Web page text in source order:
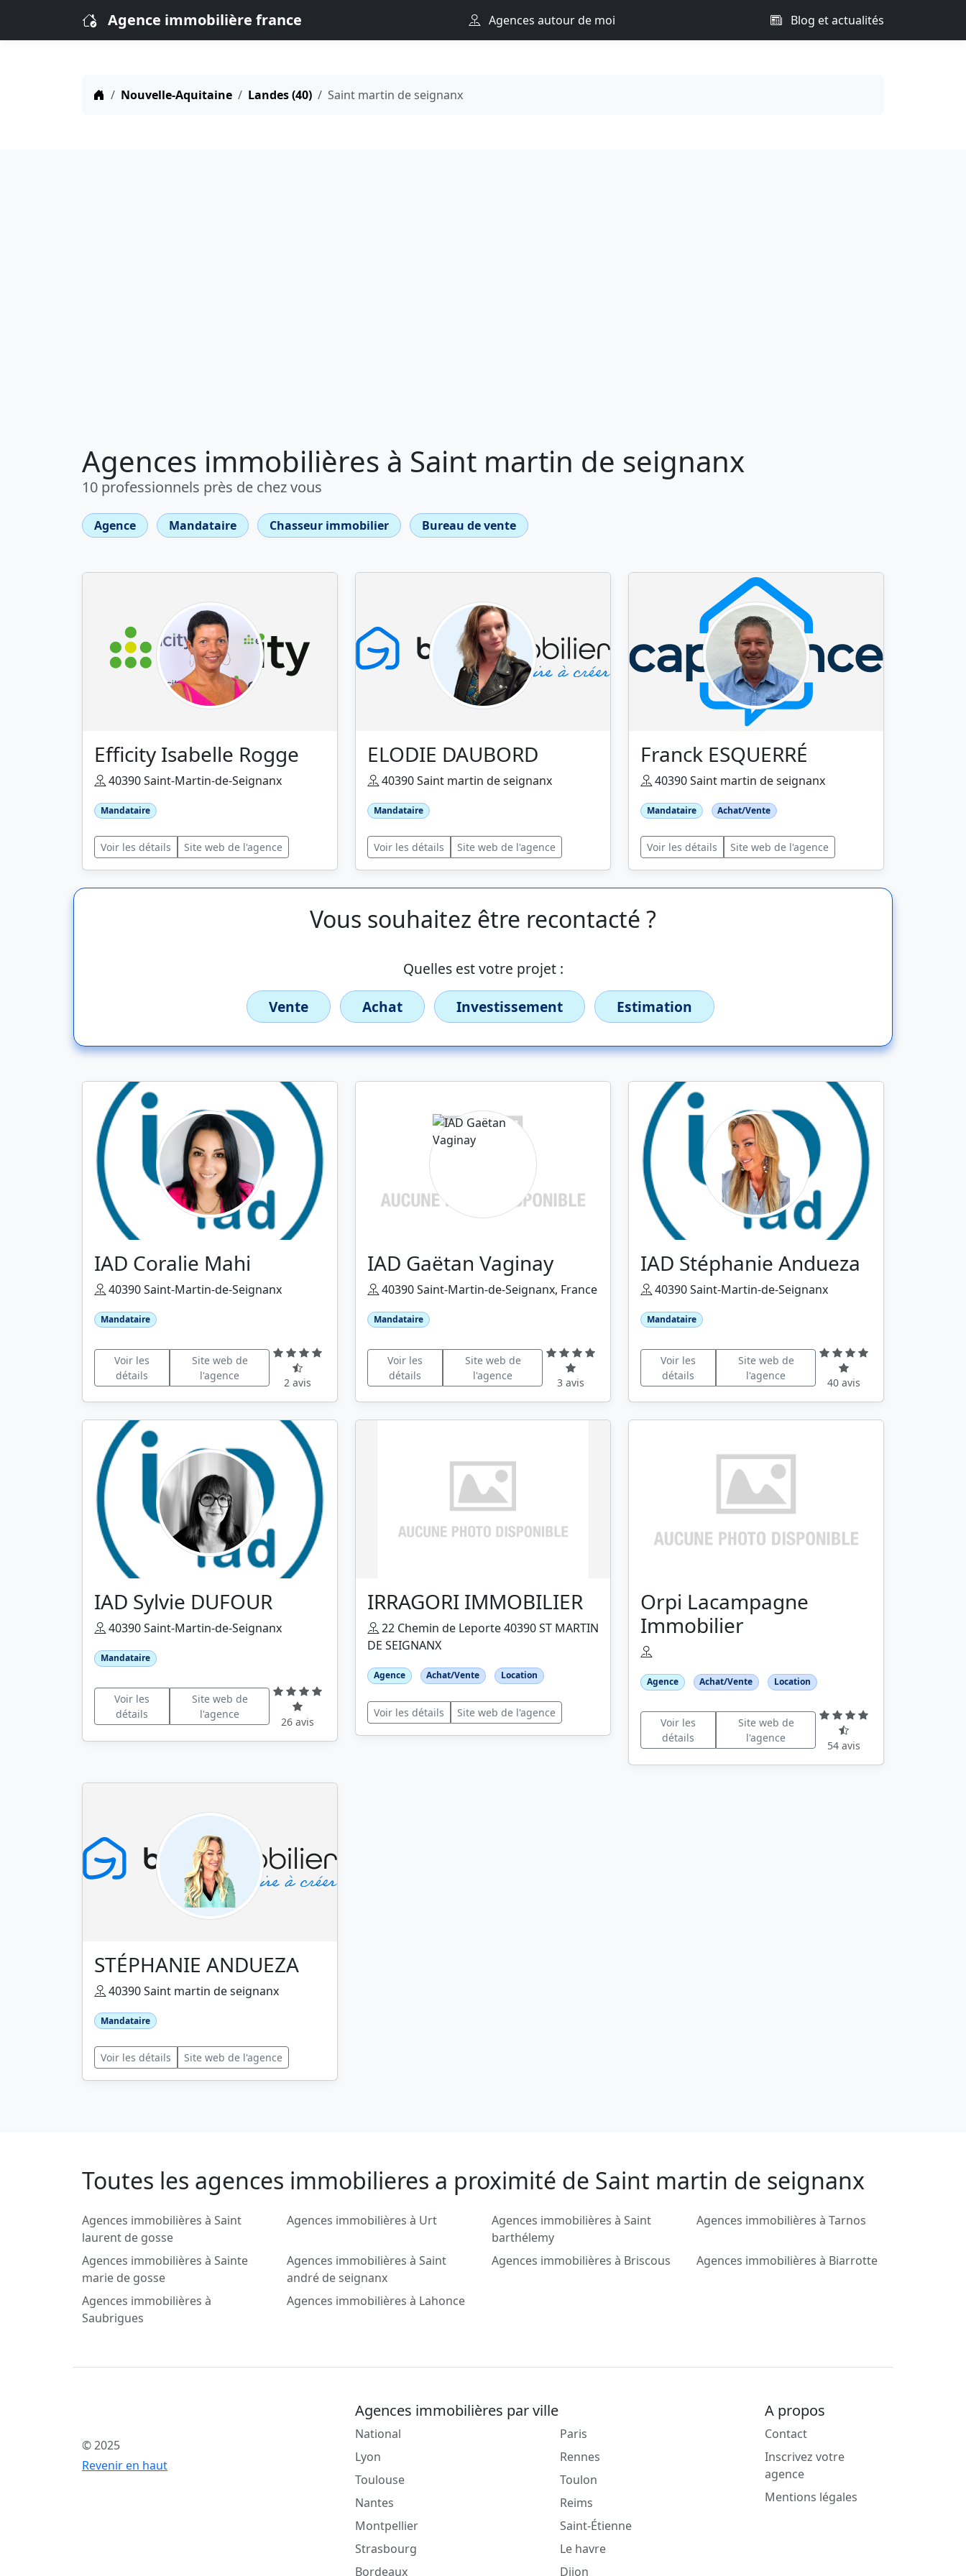
Agence immobilière france Agences autour de moi Blog et actualités
Nouvelle-Aquitaine Landes (40) Saint martin de seignanx
Agences immobilières à Saint martin de seignanx
10 professionnels près de chez vous
Agence Mandataire Chasseur immobilier Bureau de vente
Efficity Isabelle Rogge
40390 Saint-Martin-de-Seignanx
Mandataire
Voir les détails Site web de l'agence
ELODIE DAUBORD
40390 Saint martin de seignanx
Mandataire
Voir les détails Site web de l'agence
Franck ESQUERRÉ
40390 Saint martin de seignanx
Mandataire Achat/Vente
Voir les détails Site web de l'agence
Vous souhaitez être recontacté ?
Quelles est votre projet :
Vente
Achat Investissement Estimation
IAD Coralie Mahi
40390 Saint-Martin-de-Seignanx
Mandataire
Voir les
détails
Site web de
l'agence
2 avis
IAD Gaëtan Vaginay
40390 Saint-Martin-de-Seignanx, France
Mandataire
Voir les
détails
Site web de
l'agence
3 avis
IAD Stéphanie Andueza
40390 Saint-Martin-de-Seignanx
Mandataire
Voir les
détails
Site web de
l'agence
40 avis
IAD Sylvie DUFOUR
40390 Saint-Martin-de-Seignanx
Mandataire
Voir les
détails
Site web de
l'agence
26 avis
IRRAGORI IMMOBILIER
22 Chemin de Leporte 40390 ST MARTIN
DE SEIGNANX
Agence Achat/Vente Location
Voir les détails Site web de l'agence
Orpi Lacampagne
Immobilier
Agence Achat/Vente Location
Voir les
détails
Site web de
l'agence
54 avis
STÉPHANIE ANDUEZA
40390 Saint martin de seignanx
Mandataire
Voir les détails Site web de l'agence
Toutes les agences immobilieres a proximité de Saint martin de seignanx
Agences immobilières à Saint
laurent de gosse
Agences immobilières à Urt
Agences immobilières à Saint
barthélemy
Agences immobilières à Tarnos
Agences immobilières à Sainte
marie de gosse
Agences immobilières à Saint
andré de seignanx
Agences immobilières à Briscous Agences immobilières à Biarrotte
Agences immobilières à
Saubrigues
Agences immobilières à Lahonce
© 2025
Revenir en haut
Agences immobilières par ville
National
Lyon
Toulouse
Nantes
Montpellier
Strasbourg
Bordeaux
Paris
Rennes
Toulon
Reims
Saint-Étienne
Le havre
Dijon
A propos
Contact
Inscrivez votre
agence
Mentions légales